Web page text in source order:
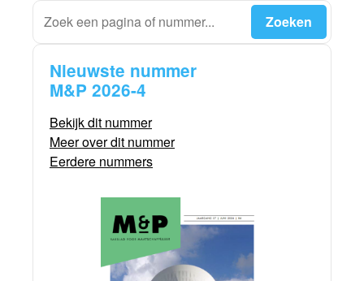
Nieuwste nummer
M&P 2026-4
Bekijk dit nummer
Meer over dit nummer
Eerdere nummers